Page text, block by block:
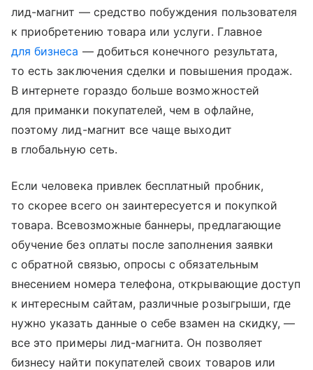
лид-магнит — средство побуждения пользователя
к приобретению товара или услуги. Главное
для бизнеса — добиться конечного результата,
то есть заключения сделки и повышения продаж.
В интернете гораздо больше возможностей
для приманки покупателей, чем в офлайне,
поэтому лид-магнит все чаще выходит
в глобальную сеть.
Если человека привлек бесплатный пробник,
то скорее всего он заинтересуется и покупкой
товара. Всевозможные баннеры, предлагающие
обучение без оплаты после заполнения заявки
с обратной связью, опросы с обязательным
внесением номера телефона, открывающие доступ
к интересным сайтам, различные розыгрыши, где
нужно указать данные о себе взамен на скидку, —
все это примеры лид-магнита. Он позволяет
бизнесу найти покупателей своих товаров или